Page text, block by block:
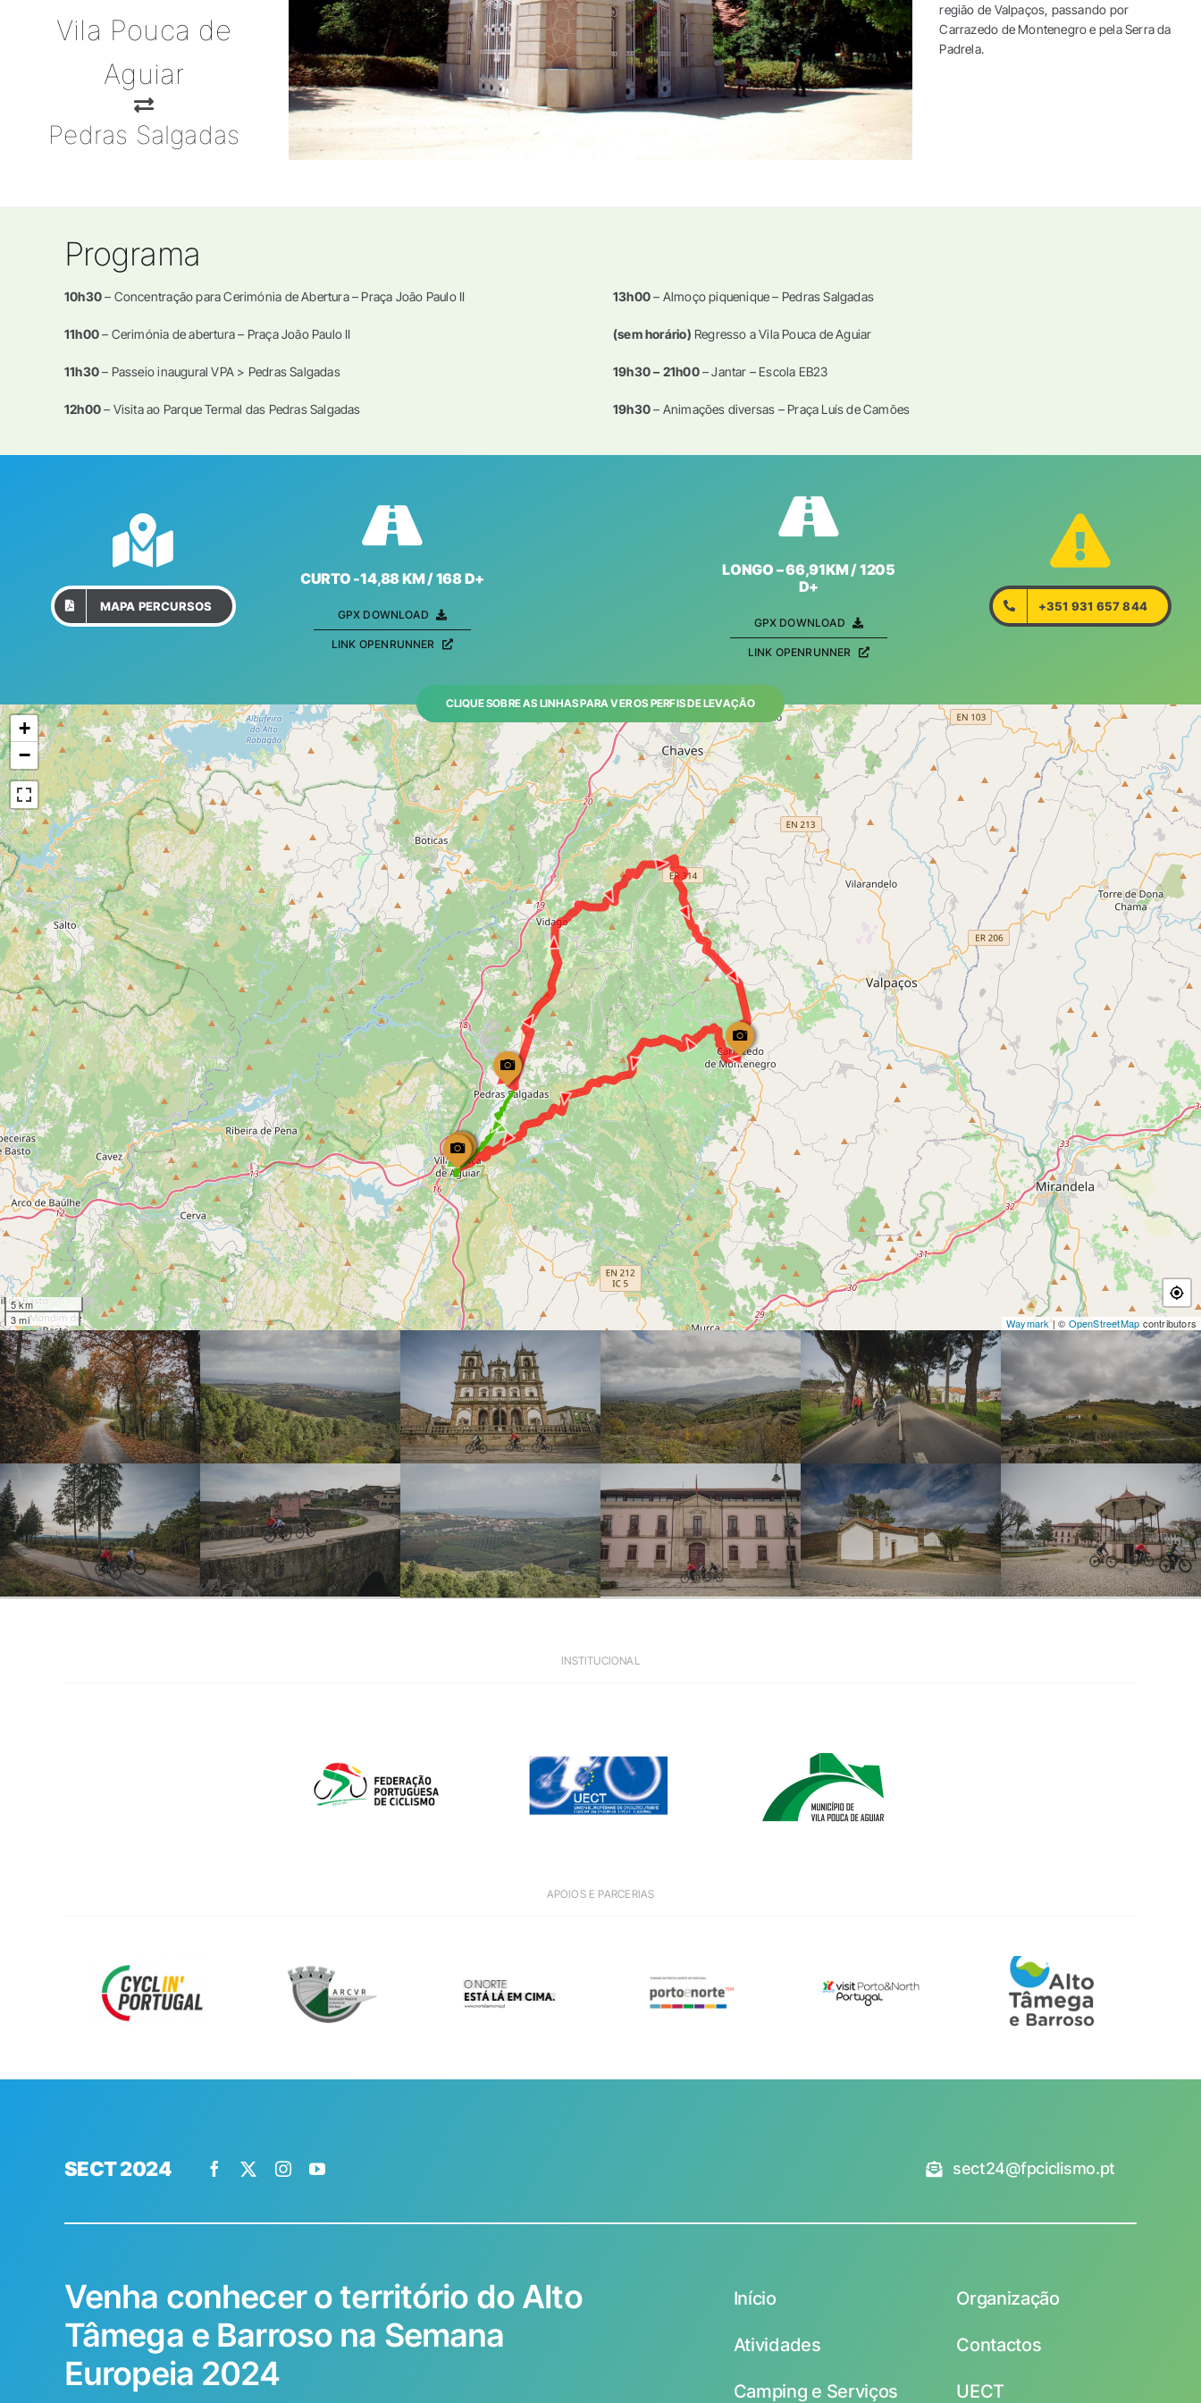
Vila Pouca de
Aguiar
Pedras Salgadas
região de Valpaços, passando por
Carrazedo de Montenegro e pela Serra da
Padrela.
Programa
10h30 – Concentração para Cerimónia de Abertura – Praça João Paulo II
11h00 – Cerimónia de abertura – Praça João Paulo II
11h30 – Passeio inaugural VPA > Pedras Salgadas
12h00 – Visita ao Parque Termal das Pedras Salgadas
13h00 – Almoço piquenique – Pedras Salgadas
(sem horário) Regresso a Vila Pouca de Aguiar
19h30 – 21h00– Jantar – Escola EB23
19h30 – Animações diversas – Praça Luís de Camões
MAPA PERCURSOS
CURTO -14,88 KM / 168 D+
GPX DOWNLOAD
LINK OPENRUNNER
LONGO – 66,91KM / 1205
D+
GPX DOWNLOAD
LINK OPENRUNNER
+351 931 657 844
CLIQUE SOBRE AS LINHAS PARA VER OS PERFIS DE LEVAÇÃO
+
−
5 km
3 mi
Waymark| © OpenStreetMap contributors
DSC_5191 DSC_5203 SECT24-D1-065 DSC_5206 SECT24-D1-063 DSC_5220
SECT24-D1-101 SECT24-D1-080 2AQ_5835 SECT24-D1-046 DSC_5240 SECT24-D1-052
INSTITUCIONAL
APOIOS E PARCERIAS
SECT 2024 sect24@fpciclismo.pt
Venha conhecer o território do Alto
Tâmega e Barroso na Semana
Europeia 2024
Início
Atividades
Camping e Serviços
Organização
Contactos
UECT